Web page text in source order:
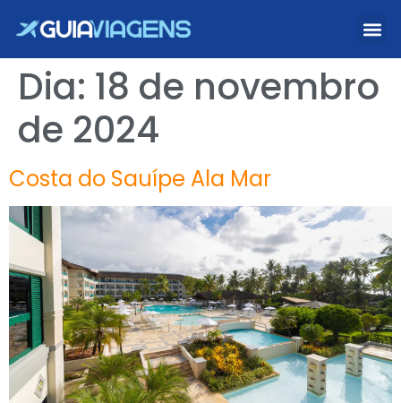
Dia: 18 de novembro
de 2024
Costa do Sauípe Ala Mar